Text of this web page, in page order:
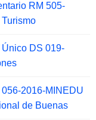
RM 505-
DS 019-
2016-MINEDU
de Buenas